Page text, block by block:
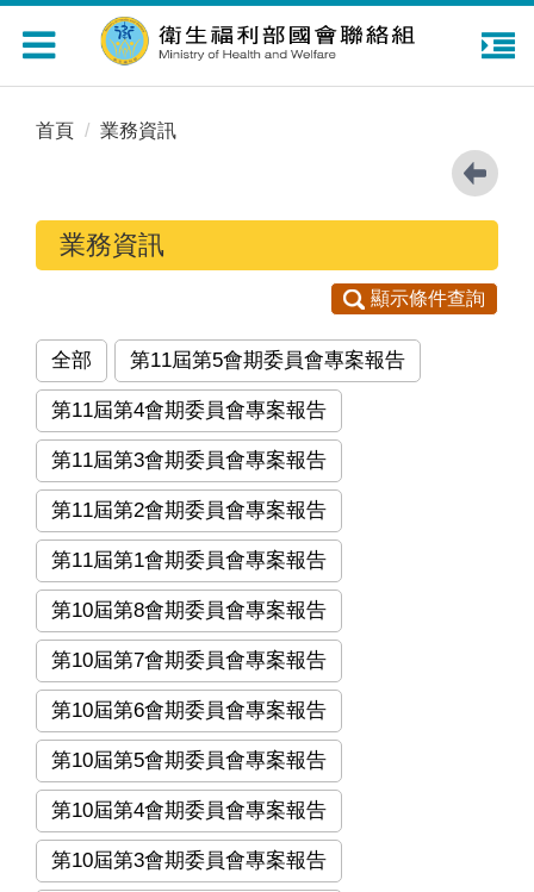
Toggle
navigation
首頁 業務資訊
業務資訊
顯示條件查詢
全部 第11屆第5會期委員會專案報告
第11屆第4會期委員會專案報告
第11屆第3會期委員會專案報告
第11屆第2會期委員會專案報告
第11屆第1會期委員會專案報告
第10屆第8會期委員會專案報告
第10屆第7會期委員會專案報告
第10屆第6會期委員會專案報告
第10屆第5會期委員會專案報告
第10屆第4會期委員會專案報告
第10屆第3會期委員會專案報告